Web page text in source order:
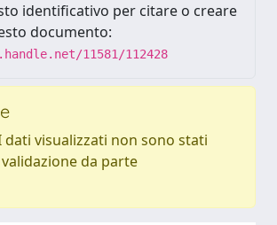
identificativo per citare o creare
documento:
11581/112428
dati visualizzati non sono stati
da parte